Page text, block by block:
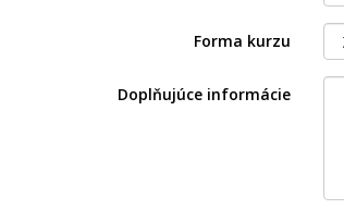
Forma kurzu
Doplňujúce informácie